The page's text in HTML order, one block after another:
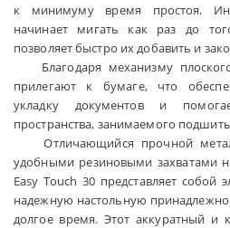
к минимуму время простоя.
начинает мигать как раз до
позволяет быстро их добавить и
Благодаря механизму
прилегают к бумаге, что
укладку документов и
пространства, занимаемого
Отличающийся прочной
удобными резиновыми захватами
Easy Touch 30 представляет
надежную настольную
долгое время. Этот аккуратный и